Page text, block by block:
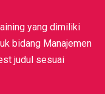
yang dimiliki
bidang Manajemen
judul sesuai